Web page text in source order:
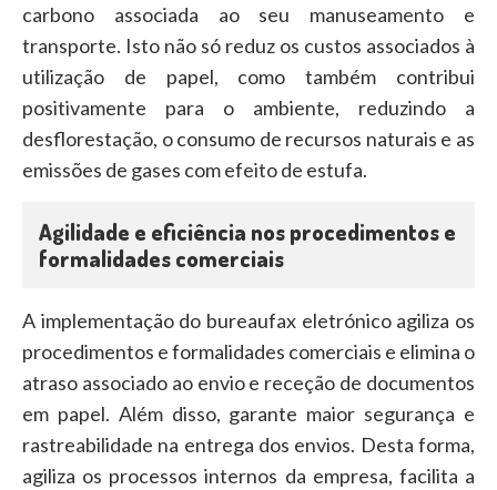
carbono associada ao seu manuseamento e
transporte. Isto não só reduz os custos associados à
utilização de papel, como também contribui
positivamente para o ambiente, reduzindo a
desflorestação, o consumo de recursos naturais e as
emissões de gases com efeito de estufa.
Agilidade e eficiência nos procedimentos e
formalidades comerciais
A implementação do bureaufax eletrónico agiliza os
procedimentos e formalidades comerciais e elimina o
atraso associado ao envio e receção de documentos
em papel. Além disso, garante maior segurança e
rastreabilidade na entrega dos envios. Desta forma,
agiliza os processos internos da empresa, facilita a